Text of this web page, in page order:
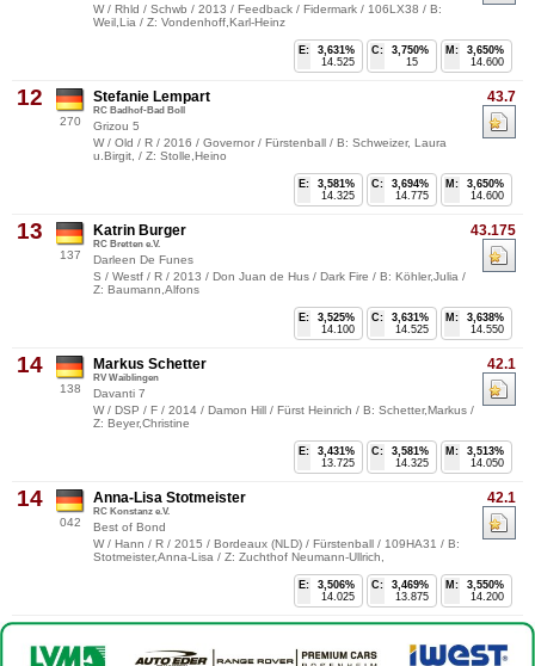
W / Rhld / Schwb / 2013 / Feedback / Fidermark / 106LX38 / B:
Weil,Lia / Z: Vondenhoff,Karl-Heinz
M:
3,650%
14.600
C:
3,750%
15
E:
3,631%
14.525
12
270
43.7
Stefanie Lempart
RC Badhof-Bad Boll
Grizou 5
W / Old / R / 2016 / Governor / Fürstenball / B: Schweizer, Laura
u.Birgit, / Z: Stolle,Heino
M:
3,650%
14.600
C:
3,694%
14.775
E:
3,581%
14.325
13
137
43.175
Katrin Burger
RC Bretten e.V.
Darleen De Funes
S / Westf / R / 2013 / Don Juan de Hus / Dark Fire / B: Köhler,Julia /
Z: Baumann,Alfons
M:
3,638%
14.550
C:
3,631%
14.525
E:
3,525%
14.100
14
138
42.1
Markus Schetter
RV Waiblingen
Davanti 7
W / DSP / F / 2014 / Damon Hill / Fürst Heinrich / B: Schetter,Markus /
Z: Beyer,Christine
M:
3,513%
14.050
C:
3,581%
14.325
E:
3,431%
13.725
14
042
42.1
Anna-Lisa Stotmeister
RC Konstanz e.V.
Best of Bond
W / Hann / R / 2015 / Bordeaux (NLD) / Fürstenball / 109HA31 / B:
Stotmeister,Anna-Lisa / Z: Zuchthof Neumann-Ullrich,
M:
3,550%
14.200
C:
3,469%
13.875
E:
3,506%
14.025